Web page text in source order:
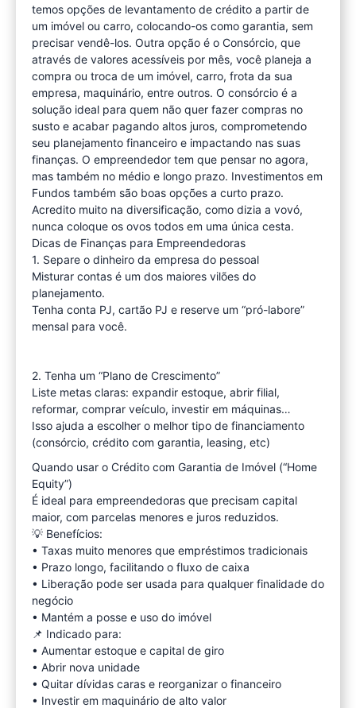
temos opções de levantamento de crédito a partir de
um imóvel ou carro, colocando-os como garantia, sem
precisar vendê-los. Outra opção é o Consórcio, que
através de valores acessíveis por mês, você planeja a
compra ou troca de um imóvel, carro, frota da sua
empresa, maquinário, entre outros. O consórcio é a
solução ideal para quem não quer fazer compras no
susto e acabar pagando altos juros, comprometendo
seu planejamento financeiro e impactando nas suas
finanças. O empreendedor tem que pensar no agora,
mas também no médio e longo prazo. Investimentos em
Fundos também são boas opções a curto prazo.
Acredito muito na diversificação, como dizia a vovó,
nunca coloque os ovos todos em uma única cesta.
Dicas de Finanças para Empreendedoras
1. Separe o dinheiro da empresa do pessoal
Misturar contas é um dos maiores vilões do
planejamento.
Tenha conta PJ, cartão PJ e reserve um “pró-labore”
mensal para você.
2. Tenha um “Plano de Crescimento”
Liste metas claras: expandir estoque, abrir filial,
reformar, comprar veículo, investir em máquinas…
Isso ajuda a escolher o melhor tipo de financiamento
(consórcio, crédito com garantia, leasing, etc)
Quando usar o Crédito com Garantia de Imóvel (“Home
Equity”)
É ideal para empreendedoras que precisam capital
maior, com parcelas menores e juros reduzidos.
💡 Benefícios:
• Taxas muito menores que empréstimos tradicionais
• Prazo longo, facilitando o fluxo de caixa
• Liberação pode ser usada para qualquer finalidade do
negócio
• Mantém a posse e uso do imóvel
📌 Indicado para:
• Aumentar estoque e capital de giro
• Abrir nova unidade
• Quitar dívidas caras e reorganizar o financeiro
• Investir em maquinário de alto valor